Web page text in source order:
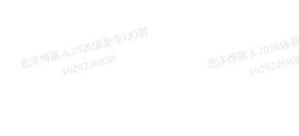
北
洋
维
基
＆
2
0
2
6
级
新
生
Q
Q
群
1
0
2
8
2
2
6
8
3
8